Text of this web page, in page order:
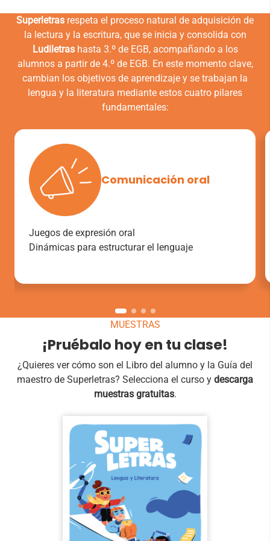
Superletras respeta el proceso natural de adquisición de
la lectura y la escritura, que se inicia y consolida con
Ludiletrashasta 3.º de EGB, acompañando a los
alumnos a partir de 4.º de EGB. En este momento clave,
cambian los objetivos de aprendizaje y se trabajan la
lengua y la literatura mediante estos cuatro pilares
fundamentales:
Comunicación oral
Juegos de expresión oral
Dinámicas para estructurar el lenguaje
MUESTRAS
¡Pruébalo hoy en tu clase!
¿Quieres ver cómo son el Libro del alumno y la Guía del
maestro de Superletras? Selecciona el curso y descarga
muestras gratuitas.